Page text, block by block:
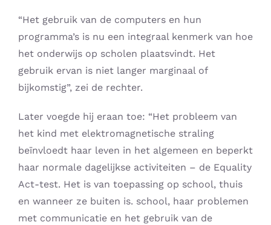
“Het gebruik van de computers en hun
programma’s is nu een integraal kenmerk van hoe
het onderwijs op scholen plaatsvindt. Het
gebruik ervan is niet langer marginaal of
bijkomstig”, zei de rechter.
Later voegde hij eraan toe: “Het probleem van
het kind met elektromagnetische straling
beïnvloedt haar leven in het algemeen en beperkt
haar normale dagelijkse activiteiten – de Equality
Act-test. Het is van toepassing op school, thuis
en wanneer ze buiten is. school, haar problemen
met communicatie en het gebruik van de